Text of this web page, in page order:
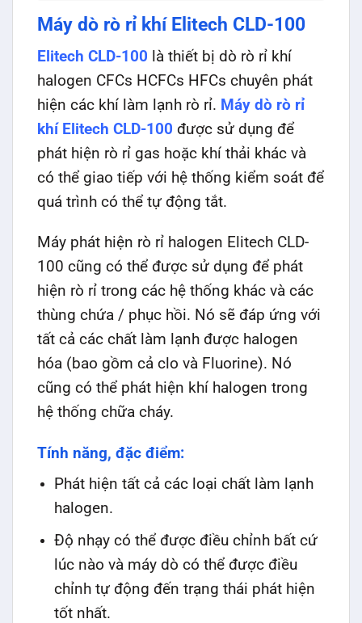
Máy dò rò rỉ khí Elitech CLD-100
Elitech CLD-100 là thiết bị dò rò rỉ khí
halogen CFCs HCFCs HFCs chuyên phát
hiện các khí làm lạnh rò rỉ. Máy dò rò rỉ
khí Elitech CLD-100 được sử dụng để
phát hiện rò rỉ gas hoặc khí thải khác và
có thể giao tiếp với hệ thống kiểm soát để
quá trình có thể tự động tắt.
Máy phát hiện rò rỉ halogen Elitech CLD-
100 cũng có thể được sử dụng để phát
hiện rò rỉ trong các hệ thống khác và các
thùng chứa / phục hồi. Nó sẽ đáp ứng với
tất cả các chất làm lạnh được halogen
hóa (bao gồm cả clo và Fluorine). Nó
cũng có thể phát hiện khí halogen trong
hệ thống chữa cháy.
Tính năng, đặc điểm:
Phát hiện tất cả các loại chất làm lạnh
halogen.
Độ nhạy có thể được điều chỉnh bất cứ
lúc nào và máy dò có thể được điều
chỉnh tự động đến trạng thái phát hiện
tốt nhất.